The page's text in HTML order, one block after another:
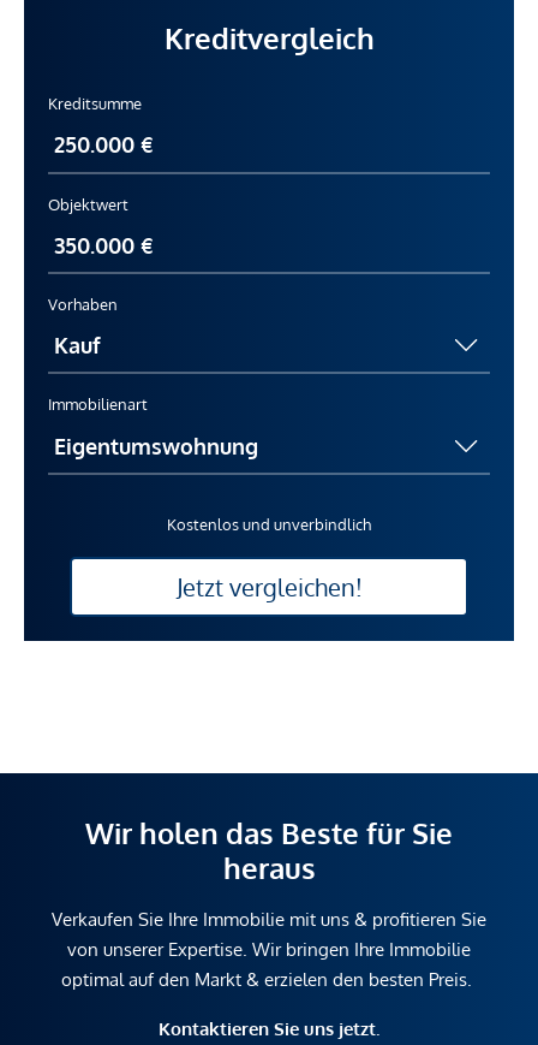
Kreditvergleich
Kreditsumme
Objektwert
Vorhaben
Immobilienart
Kostenlos und unverbindlich
Jetzt vergleichen!
Wir holen das Beste für Sie
heraus
Verkaufen Sie Ihre Immobilie mit uns & profitieren Sie
von unserer Expertise. Wir bringen Ihre Immobilie
optimal auf den Markt & erzielen den besten Preis.
Kontaktieren Sie uns jetzt.